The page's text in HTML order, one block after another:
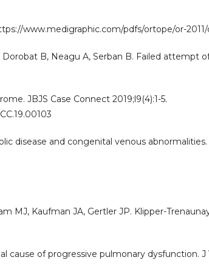
www.medigraphic.com/pdfs/ortope/or-2011/
Dorobat B, Neagu A, Serban B. Failed attempt
JBJS Case Connect 2019;l9(4):1-5.
disease and congenital venous
MJ, Kaufman JA, Gertler JP. Klipper-
cause of progressive pulmonary dysfunction. J